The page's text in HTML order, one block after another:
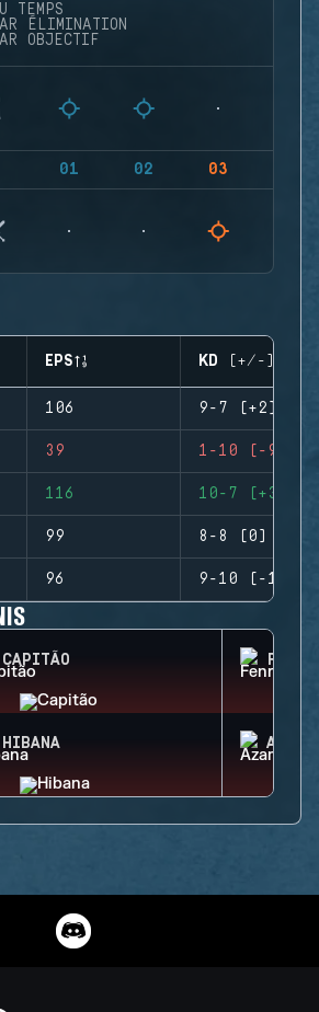
TEMPS
ÉLIMINATION
OBJECTIF
01 02 03
EPS KD (+/-)
106 9-7 (+2)
39 1-10 (-9)
116 10-7 (+3)
99 8-8 (0)
96 9-10 (-1)
CAPITÃO
HIBANA AZAMI